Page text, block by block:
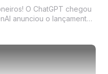
O ChatGPT chegou
anunciou o lançamento